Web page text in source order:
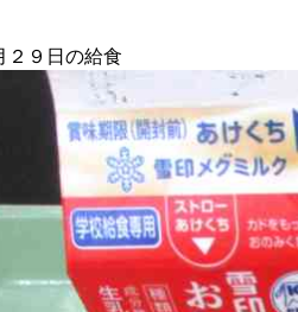
２９日の給食